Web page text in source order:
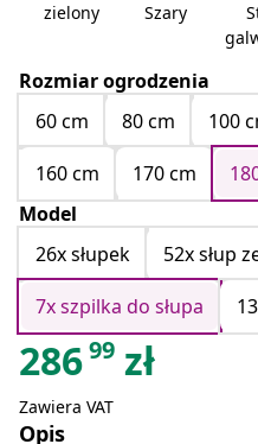
zielony Szary
Rozmiar ogrodzenia
60 cm
80 cm 100
160 cm
170 cm
Model
26x słupek
52x słup
7x szpilka do słupa
28699 zł
Zawiera VAT
Opis